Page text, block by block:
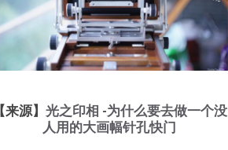
【来源】 光之印相 -为什么要去做一个没
人用的大画幅针孔快门